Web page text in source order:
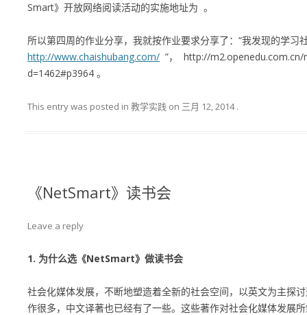
Smart》开放网络阅读活动的实施地址为 。
所以第四周的作业分享，我就按作业要求分享了：“我发现的学习
http://www.chaishubang.com/ ”， http://
d=1462#p3964 。
This entry was posted in 教学实践 on 三月 12, 2014 .
《NetSmart》读书会
Leave a reply
1. 为什么选《NetSmart》做读书会
社会化媒体发展，不断地塑造着全新的社会空间，以英文为主探
作很多，中文译著也已经有了一些。这些著作对社会化媒体发展